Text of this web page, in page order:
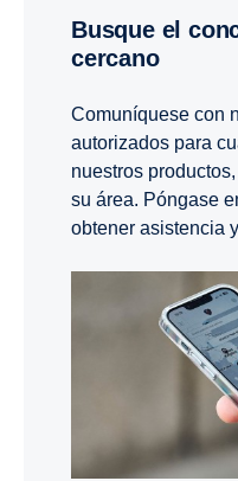
Busque el concesionario más
cercano
Comuníquese con
autorizados para
nuestros
su área. Póngase
obtener asistencia